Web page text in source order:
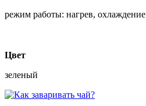
режим работы: нагрев, охлаждение
Цвет
зеленый